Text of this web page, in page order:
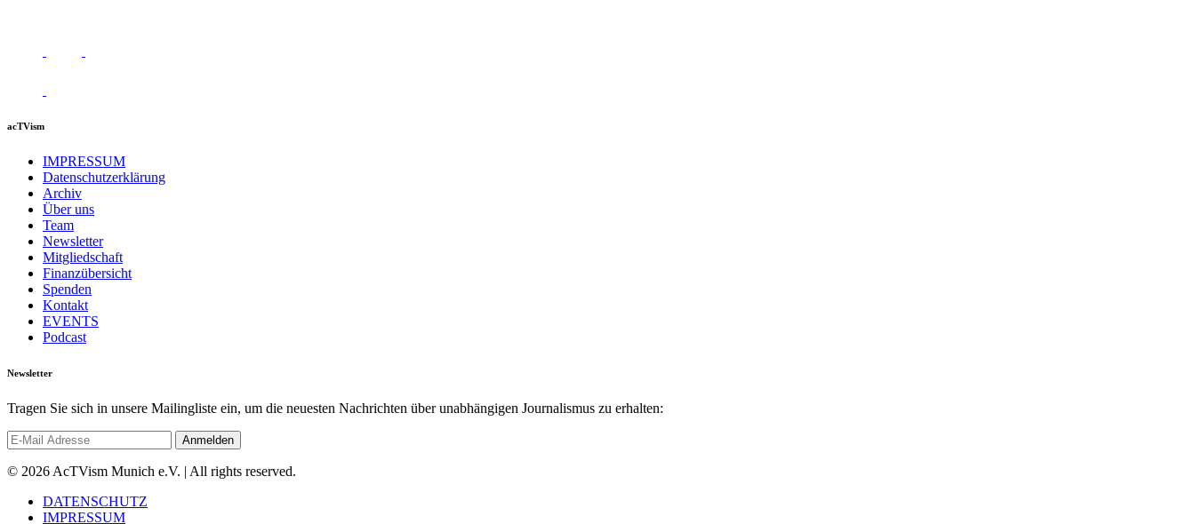
acTVism
IMPRESSUM
Datenschutzerklärung
Archiv
Über uns
Team
Newsletter
Mitgliedschaft
Finanzübersicht
Spenden
Kontakt
EVENTS
Podcast
Newsletter
Tragen Sie sich in unsere Mailingliste ein, um die neuesten Nachrichten über unabhängigen Journalismus zu erhalten:
© 2026 AcTVism Munich e.V. | All rights reserved.
DATENSCHUTZ
IMPRESSUM